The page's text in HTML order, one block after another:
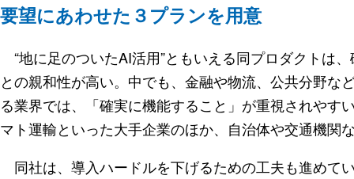
要望にあわせた３プランを用意
“地に足のついたAI活用”ともいえる同プロダクトは
との親和性が高い。中でも、金融や物流、公共分野な
る業界では、「確実に機能すること」が重視されやす
マト運輸といった大手企業のほか、自治体や交通機関
同社は、導入ハードルを下げるための工夫も進めて